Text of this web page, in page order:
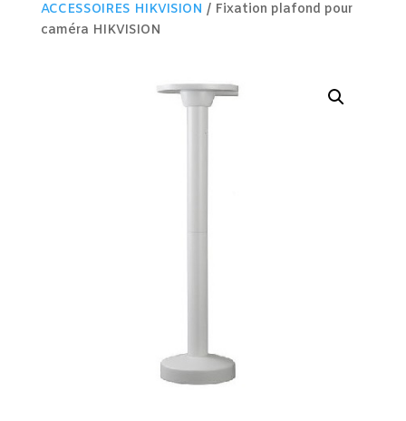
ACCESSOIRES HIKVISION / Fixation plafond pour
caméra HIKVISION